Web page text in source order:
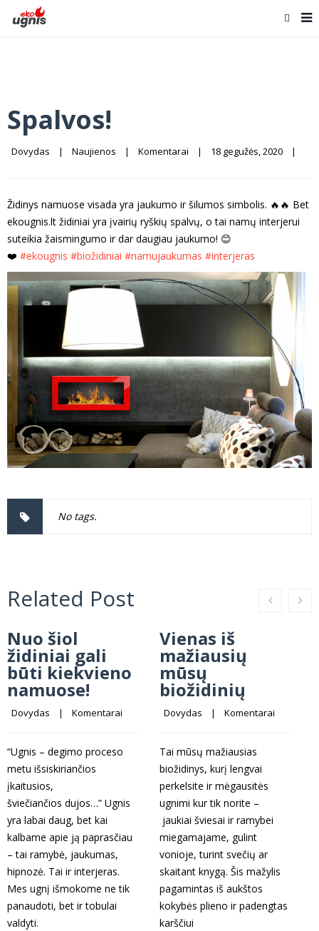
Spalvos!
Dovydas | Naujienos | Komentarai | 18 gegužės, 2020 |
Židinys namuose visada yra jaukumo ir šilumos simbolis. 🔥🔥 Bet
ekougnis.lt židiniai yra įvairių ryškių spalvų, o tai namų interjerui
suteikia žaismingumo ir dar daugiau jaukumo! 😊
❤️ #ekougnis #biožidiniai #namujaukumas #interjeras
No tags.
Related Post
Nuo šiol
židiniai gali
būti kiekvieno
namuose!
Dovydas
    |
Komentarai
“Ugnis – degimo proceso
metu išsiskiriančios
įkaitusios,
šviečiančios dujos…” Ugnis
yra labai daug, bet kai
kalbame apie ją paprasčiau
– tai ramybė, jaukumas,
hipnozė. Tai ir interjeras.
Mes ugnį išmokome ne tik
panaudoti, bet ir tobulai
valdyti.
Vienas iš
mažiausių
mūsų
biožidinių
Dovydas
    |
Komentarai
Tai mūsų mažiausias
biožidinys, kurį lengvai
perkelsite ir mėgausitės
ugnimi kur tik norite –
jaukiai šviesai ir ramybei
miegamajame, gulint
vonioje, turint svečių ar
skaitant knygą. Šis mažylis
pagamintas iš aukštos
kokybės plieno ir padengtas
karščiui